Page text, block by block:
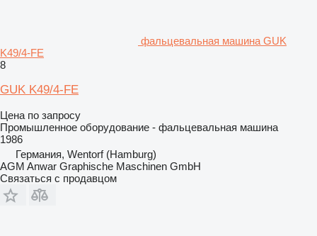
фальцевальная машина GUK
K49/4-FE
8
GUK K49/4-FE
Цена по запросу
Промышленное оборудование - фальцевальная машина
1986
Германия, Wentorf (Hamburg)
AGM Anwar Graphische Maschinen GmbH
Связаться с продавцом